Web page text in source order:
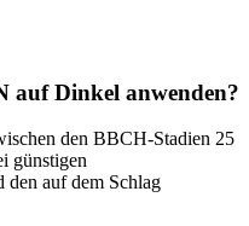
auf Dinkel anwenden?
den BBCH-Stadien 25
günstigen
den auf dem Schlag